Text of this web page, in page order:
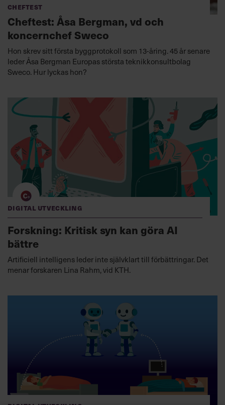
Cheftest
Cheftest: Åsa Bergman, vd och
koncernchef Sweco
Hon skrev sitt första byggprotokoll som 13-åring. 45 år senare
leder Åsa Bergman Europas största teknikkonsultbolag
Sweco. Hur lyckas hon?
Digital utveckling
Forskning: Kritisk syn kan göra AI
bättre
Artificiell intelligens leder inte självklart till förbättringar. Det
menar forskaren Lina Rahm, vid KTH.